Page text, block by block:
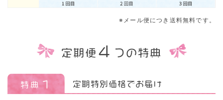
※メール便につき送料無料です。